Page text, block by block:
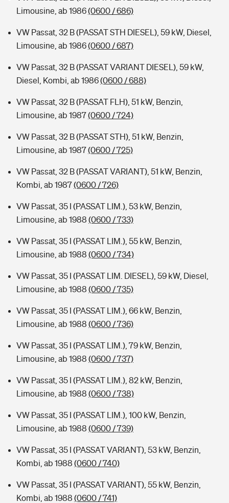
Limousine, ab 1986(0600 / 686)
VW Passat, 32 B (PASSAT STH DIESEL), 59 kW, Diesel,
Limousine, ab 1986(0600 / 687)
VW Passat, 32 B (PASSAT VARIANT DIESEL), 59 kW,
Diesel, Kombi, ab 1986(0600 / 688)
VW Passat, 32 B (PASSAT FLH), 51 kW, Benzin,
Limousine, ab 1987(0600 / 724)
VW Passat, 32 B (PASSAT STH), 51 kW, Benzin,
Limousine, ab 1987(0600 / 725)
VW Passat, 32 B (PASSAT VARIANT), 51 kW, Benzin,
Kombi, ab 1987(0600 / 726)
VW Passat, 35 I (PASSAT LIM.), 53 kW, Benzin,
Limousine, ab 1988 (0600 / 733)
VW Passat, 35 I (PASSAT LIM.), 55 kW, Benzin,
Limousine, ab 1988 (0600 / 734)
VW Passat, 35 I (PASSAT LIM. DIESEL), 59 kW, Diesel,
Limousine, ab 1988 (0600 / 735)
VW Passat, 35 I (PASSAT LIM.), 66 kW, Benzin,
Limousine, ab 1988 (0600 / 736)
VW Passat, 35 I (PASSAT LIM.), 79 kW, Benzin,
Limousine, ab 1988 (0600 / 737)
VW Passat, 35 I (PASSAT LIM.), 82 kW, Benzin,
Limousine, ab 1988 (0600 / 738)
VW Passat, 35 I (PASSAT LIM.), 100 kW, Benzin,
Limousine, ab 1988 (0600 / 739)
VW Passat, 35 I (PASSAT VARIANT), 53 kW, Benzin,
Kombi, ab 1988 (0600 / 740)
VW Passat, 35 I (PASSAT VARIANT), 55 kW, Benzin,
Kombi, ab 1988 (0600 / 741)